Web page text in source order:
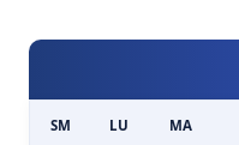
SM LU MA